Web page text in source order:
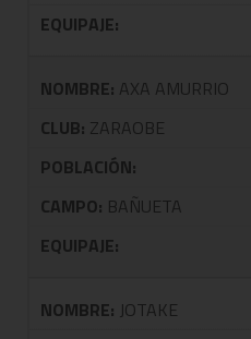
EQUIPAJE:
NOMBRE: AXA AMURRIO
CLUB: ZARAOBE
POBLACIÓN:
CAMPO: BAÑUETA
EQUIPAJE:
NOMBRE: JOTAKE